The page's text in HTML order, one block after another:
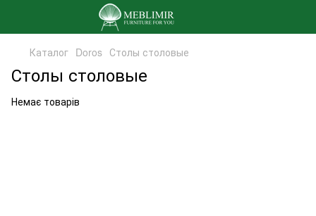
Каталог Doros Столы столовые
Столы столовые
Немає товарів